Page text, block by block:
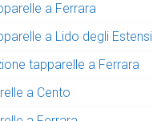
a Ferrara
a Lido degli Estensi
tapparelle a Ferrara
a Cento